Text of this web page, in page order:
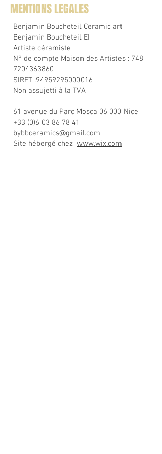
MENTIONS LEGALES
Benjamin Boucheteil Ceramic art
Benjamin Boucheteil EI
Artiste céramiste
N° de compte Maison des Artistes : 748
7204363860
SIRET :94959295000016
Non assujetti à la TVA
61 avenue du Parc Mosca 06 000 Nice
+33 (0)6 03 86 78 41
bybbceramics@gmail.com
Site hébergé chez www.wix.com